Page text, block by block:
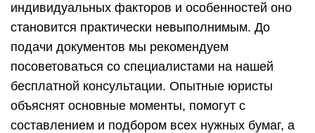
индивидуальных факторов и особенностей оно
становится практически невыполнимым. До
подачи документов мы рекомендуем
посоветоваться со специалистами на нашей
бесплатной консультации. Опытные юристы
объяснят основные моменты, помогут с
составлением и подбором всех нужных бумаг, а